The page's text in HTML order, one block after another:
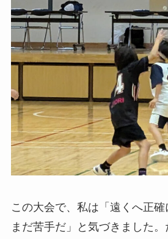
この大会で、私は「遠くへ正
まだ苦手だ」と気づきました